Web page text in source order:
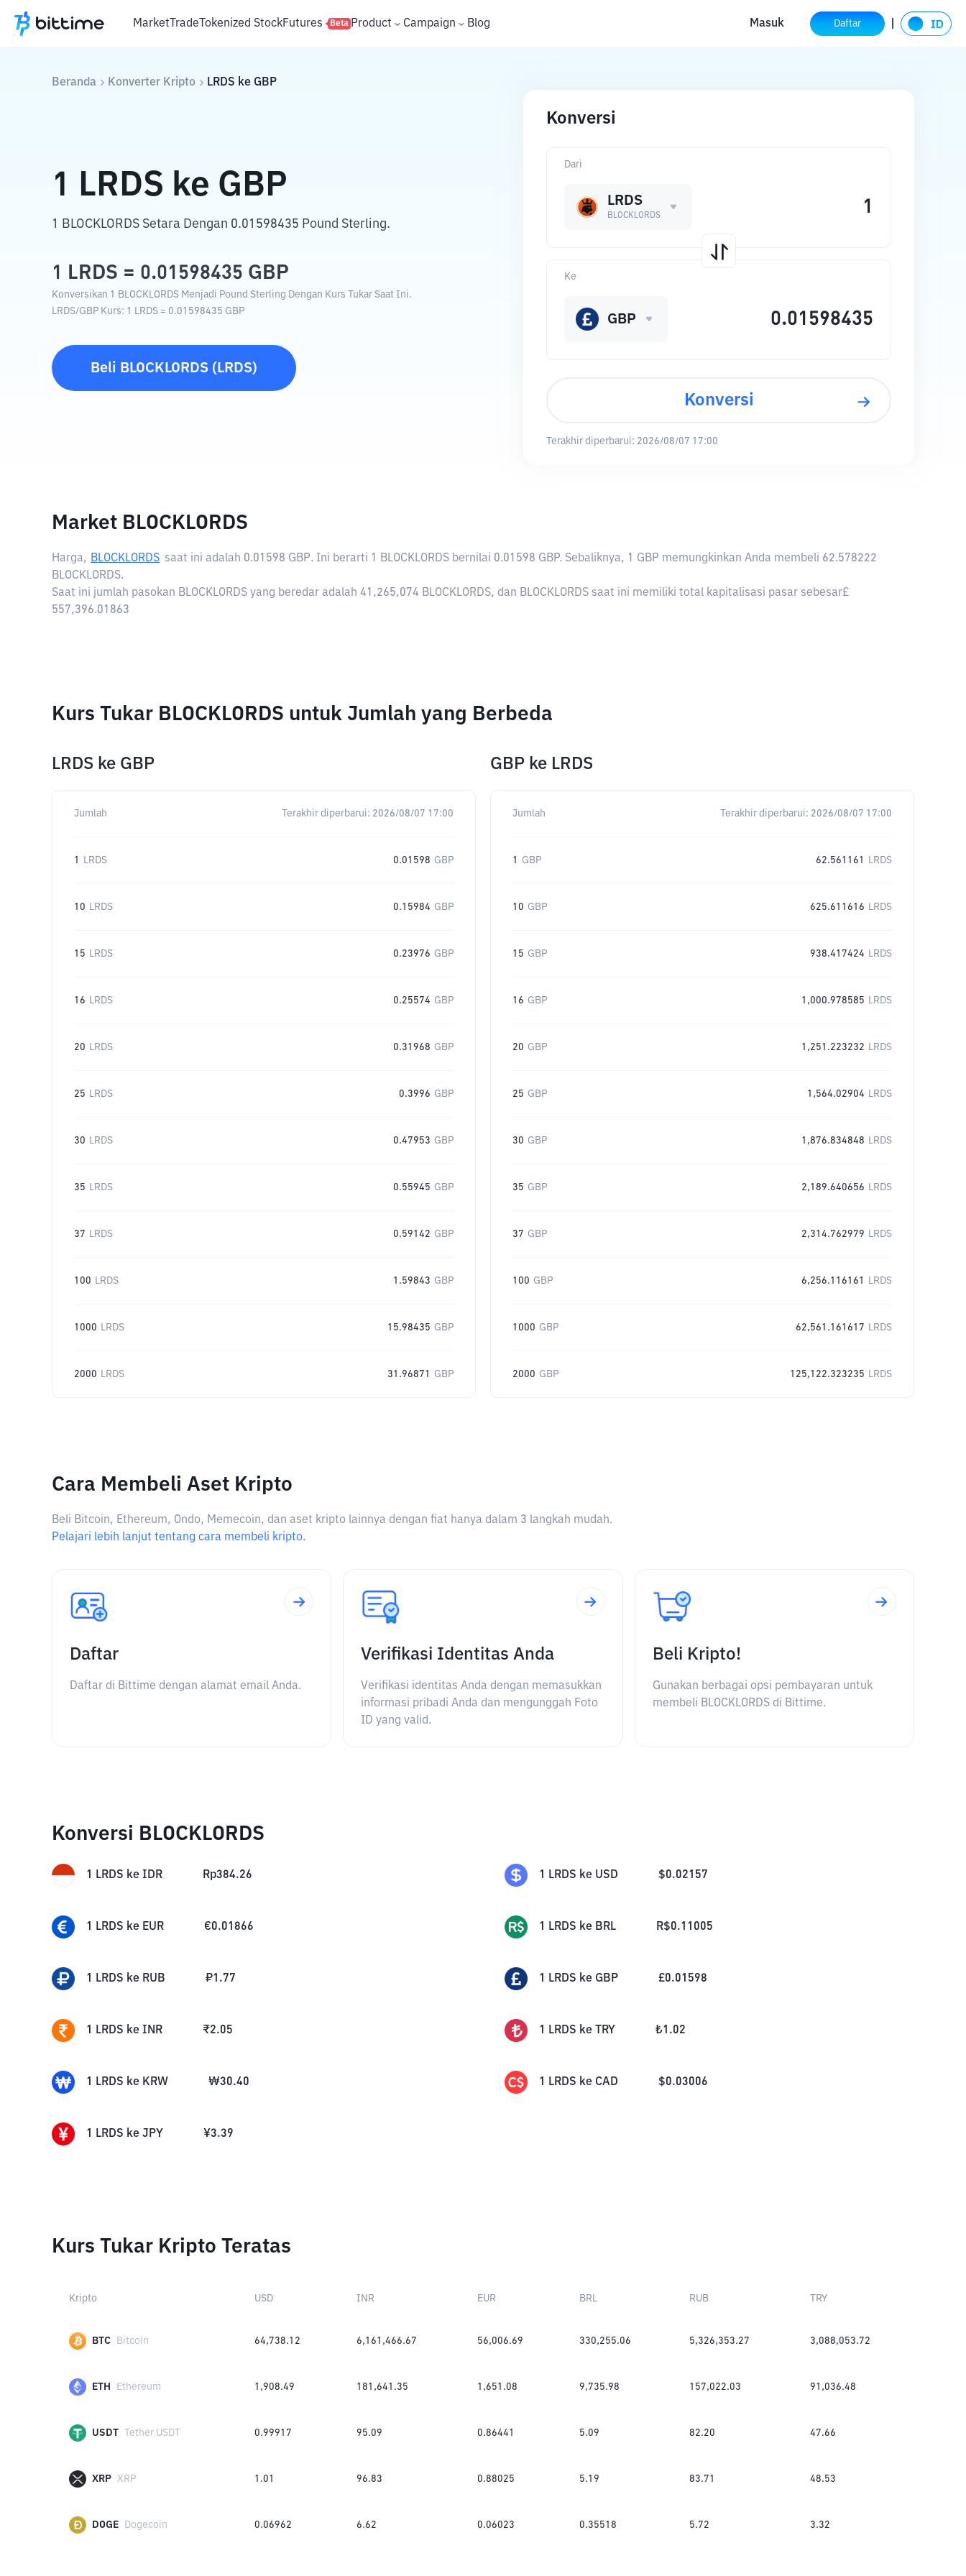
MarketTradeTokenized StockFutures Beta Product Campaign Blog Masuk Daftar
Beranda Konverter Kripto LRDS ke GBP
1 LRDS ke GBP
1 BLOCKLORDS Setara Dengan 0.01598435 Pound Sterling.
1 LRDS = 0.01598435 GBP
Konversikan 1 BLOCKLORDS Menjadi Pound Sterling Dengan Kurs Tukar Saat Ini.
LRDS/GBP Kurs: 1 LRDS = 0.01598435 GBP
Beli BLOCKLORDS ( LRDS)
Konversi
Dari
LRDS
BLOCKLORDS
Ke
GBP
Konversi
Terakhir diperbarui: 2026/08/07 17:00
Market BLOCKLORDS
Harga, BLOCKLORDS saat ini adalah 0.01598 GBP. Ini berarti 1 BLOCKLORDS bernilai 0.01598 GBP. Sebaliknya, 1 GBP memungkinkan Anda membeli 62.578222
BLOCKLORDS.
Saat ini jumlah pasokan BLOCKLORDS yang beredar adalah 41,265,074 BLOCKLORDS, dan BLOCKLORDS saat ini memiliki total kapitalisasi pasar sebesar£
557,396.01863
Kurs Tukar BLOCKLORDS untuk Jumlah yang Berbeda
LRDS ke GBP
Jumlah Terakhir diperbarui: 2026/08/07 17:00
1 LRDS 0.01598 GBP
10 LRDS 0.15984 GBP
15 LRDS 0.23976 GBP
16 LRDS 0.25574 GBP
20 LRDS 0.31968 GBP
25 LRDS 0.3996 GBP
30 LRDS 0.47953 GBP
35 LRDS 0.55945 GBP
37 LRDS 0.59142 GBP
100 LRDS 1.59843 GBP
1000 LRDS 15.98435 GBP
2000 LRDS 31.96871 GBP
GBP ke LRDS
Jumlah Terakhir diperbarui: 2026/08/07 17:00
1 GBP 62.561161 LRDS
10 GBP 625.611616 LRDS
15 GBP 938.417424 LRDS
16 GBP 1,000.978585 LRDS
20 GBP 1,251.223232 LRDS
25 GBP 1,564.02904 LRDS
30 GBP 1,876.834848 LRDS
35 GBP 2,189.640656 LRDS
37 GBP 2,314.762979 LRDS
100 GBP 6,256.116161 LRDS
1000 GBP 62,561.161617 LRDS
2000 GBP 125,122.323235 LRDS
Cara Membeli Aset Kripto
Beli Bitcoin, Ethereum, Ondo, Memecoin, dan aset kripto lainnya dengan fiat hanya dalam 3 langkah mudah.
Pelajari lebih lanjut tentang cara membeli kripto.
Daftar
Daftar di Bittime dengan alamat email Anda.
Verifikasi Identitas Anda
Verifikasi identitas Anda dengan memasukkan
informasi pribadi Anda dan mengunggah Foto
ID yang valid.
Beli Kripto!
Gunakan berbagai opsi pembayaran untuk
membeli BLOCKLORDS di Bittime.
Konversi BLOCKLORDS
1 LRDS ke IDR Rp384.26 1 LRDS ke USD $0.02157
1 LRDS ke EUR €0.01866 1 LRDS ke BRL R$0.11005
1 LRDS ke RUB ₽1.77 1 LRDS ke GBP £0.01598
1 LRDS ke INR ₹2.05 1 LRDS ke TRY ₺1.02
1 LRDS ke KRW ₩30.40 1 LRDS ke CAD $0.03006
1 LRDS ke JPY ¥3.39
Kurs Tukar Kripto Teratas
Kripto USD INR EUR BRL RUB TRY
BTC Bitcoin 64,738.12 6,161,466.67 56,006.69 330,255.06 5,326,353.27 3,088,053.72
ETH Ethereum 1,908.49 181,641.35 1,651.08 9,735.98 157,022.03 91,036.48
USDT Tether USDT 0.99917 95.09 0.86441 5.09 82.20 47.66
XRP XRP 1.01 96.83 0.88025 5.19 83.71 48.53
DOGE Dogecoin 0.06962 6.62 0.06023 0.35518 5.72 3.32